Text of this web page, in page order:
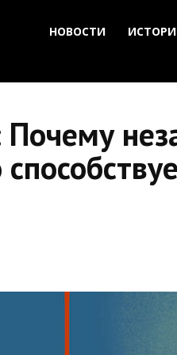
НОВОСТИ